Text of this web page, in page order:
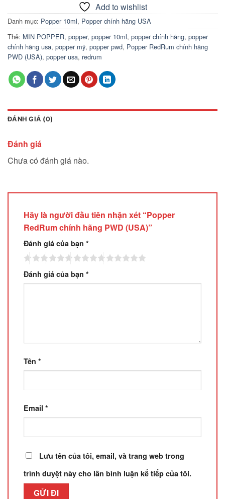
Add to wishlist
Danh mục: Popper 10ml, Popper chính hãng USA
Thẻ: MIN POPPER, popper, popper 10ml, popper chính hãng, popper
chính hãng usa, popper mỹ, popper pwd, Popper RedRum chính hãng
PWD (USA), popper usa, redrum
ĐÁNH GIÁ (0)
Đánh giá
Chưa có đánh giá nào.
Hãy là người đầu tiên nhận xét “Popper
RedRum chính hãng PWD (USA)”
Đánh giá của bạn *
Đánh giá của bạn *
Tên *
Email *
Lưu tên của tôi, email, và trang web trong
trình duyệt này cho lần bình luận kế tiếp của tôi.